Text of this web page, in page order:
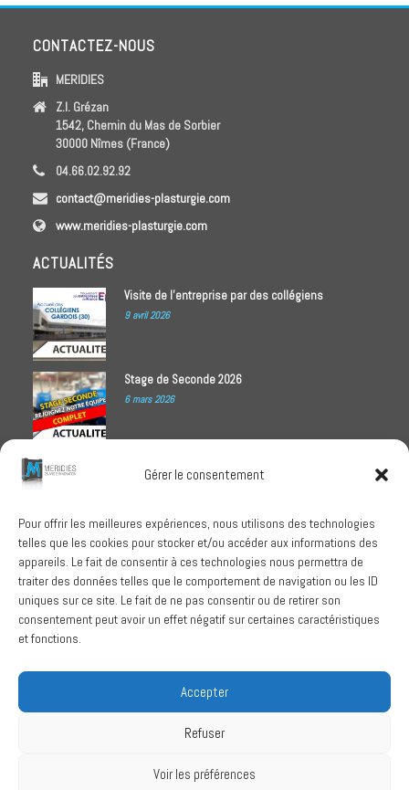
Gérer le consentement
Pour offrir les meilleures expériences, nous utilisons des technologies
telles que les cookies pour stocker et/ou accéder aux informations des
appareils. Le fait de consentir à ces technologies nous permettra de
traiter des données telles que le comportement de navigation ou les ID
uniques sur ce site. Le fait de ne pas consentir ou de retirer son
consentement peut avoir un effet négatif sur certaines caractéristiques
et fonctions.
Accepter
Refuser
Voir les préférences
CONTACTEZ-NOUS
MERIDIES
Z.I. Grézan
1542, Chemin du Mas de Sorbier
30000 Nîmes (France)
04.66.02.92.92
contact@meridies-plasturgie.com
www.meridies-plasturgie.com
ACTUALITÉS
Visite de l’entreprise par des collégiens
9 avril 2026
Stage de Seconde 2026
6 mars 2026
1 octobre 2025
RECHERCHER
SUIVEZ-NOUS
Conditions Générales de Vente
Politique de confidentialité Mentions légales